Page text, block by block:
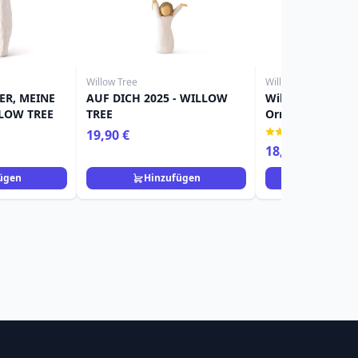
MEINE
TREE
Willow Tree
AUF DICH 2025 - WILLOW
TREE
19,90 €
Hinzufügen
Willow Tree
Willow Tree
Ornament
18,90 €